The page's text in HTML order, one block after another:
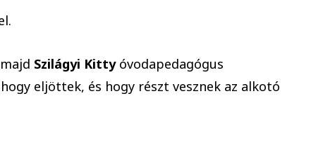
Szilágyi Kittyóvodapedagógus
eljöttek, és hogy részt vesznek az alkotó